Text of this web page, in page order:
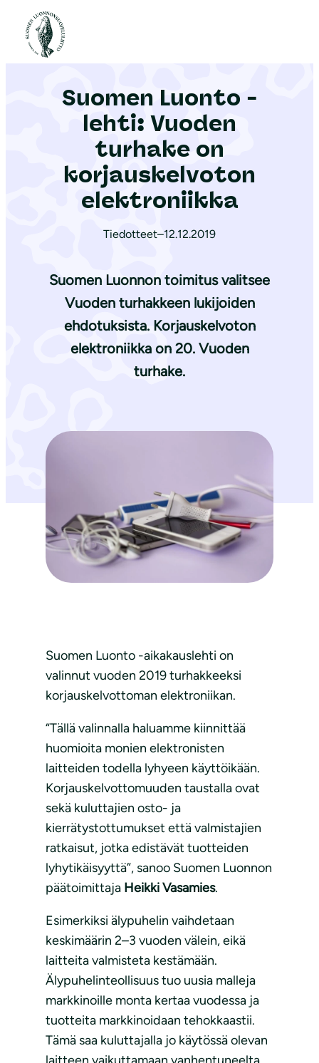
Etusivu
Suomen Luonto -
lehti: Vuoden
turhake on
korjauskelvoton
elektroniikka
Tiedotteet–12.12.2019
Suomen Luonnon toimitus valitsee
Vuoden turhakkeen lukijoiden
ehdotuksista. Korjauskelvoton
elektroniikka on 20. Vuoden
turhake.
Suomen Luonto -aikakauslehti on
valinnut vuoden 2019 turhakkeeksi
korjauskelvottoman elektroniikan.
“Tällä valinnalla haluamme kiinnittää
huomioita monien elektronisten
laitteiden todella lyhyeen käyttöikään.
Korjauskelvottomuuden taustalla ovat
sekä kuluttajien osto- ja
kierrätystottumukset että valmistajien
ratkaisut, jotka edistävät tuotteiden
lyhytikäisyyttä”, sanoo Suomen Luonnon
päätoimittaja Heikki Vasamies.
Esimerkiksi älypuhelin vaihdetaan
keskimäärin 2–3 vuoden välein, eikä
laitteita valmisteta kestämään.
Älypuhelinteollisuus tuo uusia malleja
markkinoille monta kertaa vuodessa ja
tuotteita markkinoidaan tehokkaastii.
Tämä saa kuluttajalla jo käytössä olevan